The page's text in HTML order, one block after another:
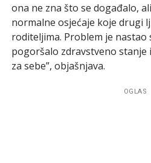
ona ne zna što se događalo,
normalne osjećaje koje drugi
roditeljima. Problem je nastao
pogoršalo zdravstveno stanje
za sebe”, objašnjava.
OGLAS